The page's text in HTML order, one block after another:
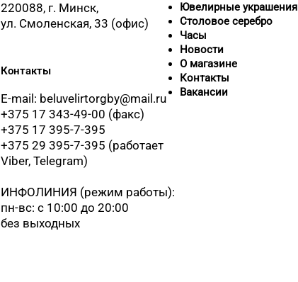
220088, г. Минск,
ул. Смоленская, 33 (офис)
Контакты
E-mail: beluvelirtorgby@mail.ru
+375 17 343-49-00 (факс)
+375 17 395-7-395
+375 29 395-7-395 (работает
Viber, Telegram)
ИНФОЛИНИЯ (режим работы):
пн-вс: с 10:00 до 20:00
без выходных
Ювелирные украшения
Столовое серебро
Часы
Новости
О магазине
Контакты
Вакансии